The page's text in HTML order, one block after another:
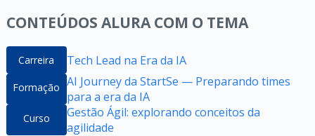
CONTEÚDOS ALURA COM O TEMA
Carreira Tech Lead na Era da IA
Formação AI Journey da StartSe — Preparando times
para a era da IA
Curso
Gestão Ágil: explorando conceitos da
agilidade